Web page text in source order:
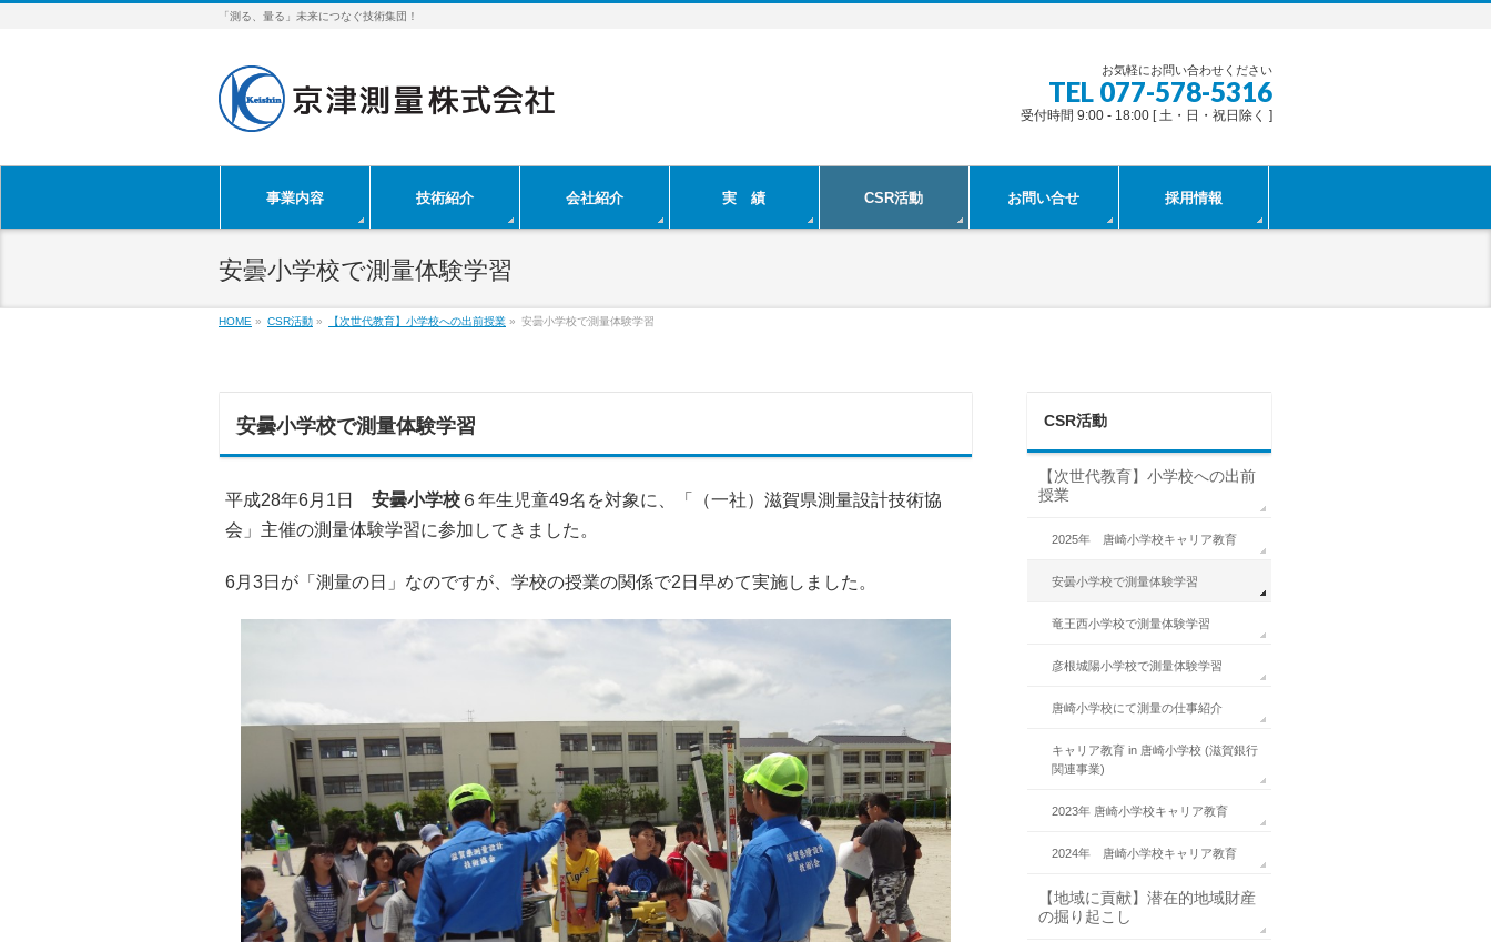
「測る、量る」未来につなぐ技術集団！
お気軽にお問い合わせください
TEL 077-578-5316
受付時間 9:00 - 18:00 [ 土・日・祝日除く ]
事業内容 技術紹介 会社紹介 実 績 CSR活動 お問い合せ 採用情報
安曇小学校で測量体験学習
HOME » CSR活動 » 【次世代教育】小学校への出前授業 » 安曇小学校で測量体験学習
安曇小学校で測量体験学習
平成28年6月1日 安曇小学校 ６年生児童49名を対象に、「（一社）滋賀県測量設計技術協
会」主催の測量体験学習に参加してきました。
6月3日が「測量の日」なのですが、学校の授業の関係で2日早めて実施しました。
CSR活動
【次世代教育】小学校への出前
授業
2025年 唐崎小学校キャリア教育
安曇小学校で測量体験学習
竜王西小学校で測量体験学習
彦根城陽小学校で測量体験学習
唐崎小学校にて測量の仕事紹介
キャリア教育 in 唐崎小学校 (滋賀銀行
関連事業)
2023年 唐崎小学校キャリア教育
2024年 唐崎小学校キャリア教育
【地域に貢献】潜在的地域財産
の掘り起こし